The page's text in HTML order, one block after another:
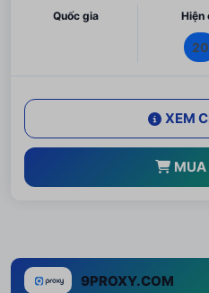
Quốc gia Hiện
20
XEM
MUA
9PROXY.COM